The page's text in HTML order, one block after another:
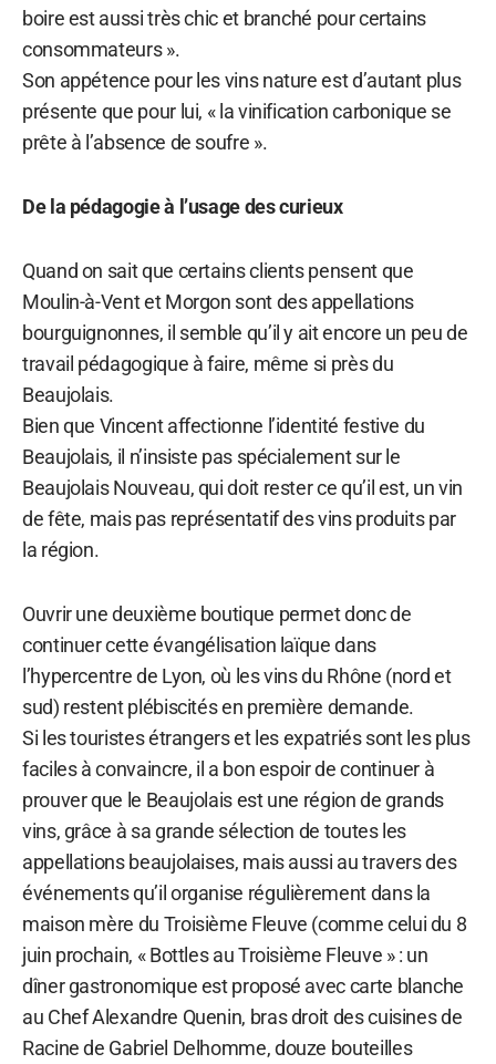
boire est aussi très chic et branché pour certains
consommateurs ».
Son appétence pour les vins nature est d’autant plus
présente que pour lui, « la vinification carbonique se
prête à l’absence de soufre ».
De la pédagogie à l’usage des curieux
Quand on sait que certains clients pensent que
Moulin-à-Vent et Morgon sont des appellations
bourguignonnes, il semble qu’il y ait encore un peu de
travail pédagogique à faire, même si près du
Beaujolais.
Bien que Vincent affectionne l’identité festive du
Beaujolais, il n’insiste pas spécialement sur le
Beaujolais Nouveau, qui doit rester ce qu’il est, un vin
de fête, mais pas représentatif des vins produits par
la région.
Ouvrir une deuxième boutique permet donc de
continuer cette évangélisation laïque dans
l’hypercentre de Lyon, où les vins du Rhône (nord et
sud) restent plébiscités en première demande.
Si les touristes étrangers et les expatriés sont les plus
faciles à convaincre, il a bon espoir de continuer à
prouver que le Beaujolais est une région de grands
vins, grâce à sa grande sélection de toutes les
appellations beaujolaises, mais aussi au travers des
événements qu’il organise régulièrement dans la
maison mère du Troisième Fleuve (comme celui du 8
juin prochain, « Bottles au Troisième Fleuve » : un
dîner gastronomique est proposé avec carte blanche
au Chef Alexandre Quenin, bras droit des cuisines de
Racine de Gabriel Delhomme, douze bouteilles